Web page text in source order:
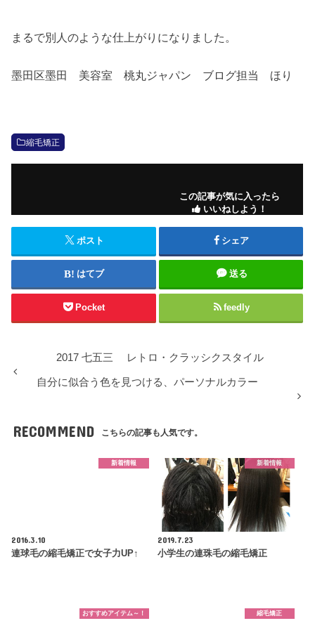
まるで別人のような仕上がりになりました。
墨田区墨田 美容室 桃丸ジャパン ブログ担当 ほり
縮毛矯正
この記事が気に入ったら
いいねしよう！
ポスト シェア
はてブ 送る
Pocket feedly
2017 七五三 レトロ・クラッシクスタイル
自分に似合う色を見つける、パーソナルカラー
RECOMMEND こちらの記事も人気です。
新着情報
2016.3.10
連球毛の縮毛矯正で女子力UP↑
新着情報
2019.7.23
小学生の連珠毛の縮毛矯正
おすすめアイテム～！ 縮毛矯正